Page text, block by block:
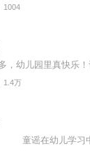
1004
1.4万